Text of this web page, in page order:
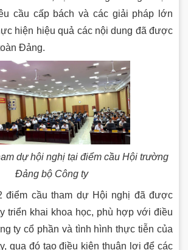
cầu cấp bách và các giải pháp lớn
hiện hiệu quả các nội dung đã được
Đảng.
dự hội nghị tại điểm cầu Hội trường
Đảng bộ Công ty
điểm cầu tham dự Hội nghị đã được
triển khai khoa học, phù hợp với điều
ty cổ phần và tình hình thực tiễn của
qua đó tạo điều kiện thuận lợi để các